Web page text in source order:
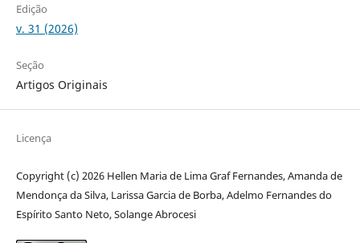
Edição
v. 31 (2026)
Seção
Artigos Originais
Licença
Copyright (c) 2026 Hellen Maria de Lima Graf Fernandes, Amanda de
Mendonça da Silva, Larissa Garcia de Borba, Adelmo Fernandes do
Espírito Santo Neto, Solange Abrocesi